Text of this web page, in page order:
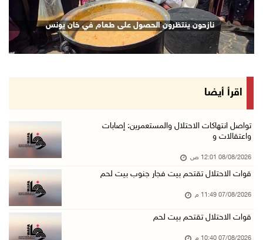
نادي الأسير: تجديد أمرَ منع زيارات الأسرى إجر ...
07/آب/2026 08:24 م
مستعمرون يهاجمون قرية أبو نجيم ويصيبون مواطني ...
مستعمرون يهاجمون مساكن المواطنين في خربة الحم ...
بعد تجديد منع زيارات المعتقلين: أبو الحمص يدع ...
الرئاسة ترحب بإطلاق السعودية التحالف البحري ا ...
07/آب/2026 06:17 م
(محدث) نابلس: إصابة مواطن واعتقاله إثر هجوم ل ...
07/آب/2026 06:04 م
الرئاسة ترحب باتفاقية مكة للدفاع المشترك بين ...
نازحون ينتظرون الحصول على طعام في خان يونس
اقرأ أيضا
تواصل انتهاكات الاحتلال والمستعمرين: إصابات
واعتقالات و
08/08/2026 12:01 ص
قوات الاحتلال تقتحم بيت فجار جنوب بيت لحم
07/08/2026 11:49 م
قوات الاحتلال تقتحم بيت لحم